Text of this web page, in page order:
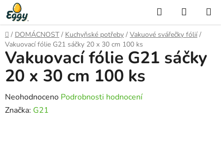
Přejít
na
obsah
Hledat
KOŠÍK
Domů
/ DOMÁCNOST / Kuchyňské potřeby / Vakuové svářečky fólií /
Vakuovací fólie G21 sáčky 20 x 30 cm 100 ks
Vakuovací fólie G21 sáčky
20 x 30 cm 100 ks
Průměrné
hodnocení
Neohodnoceno Podrobnosti hodnocení
Značka: G21